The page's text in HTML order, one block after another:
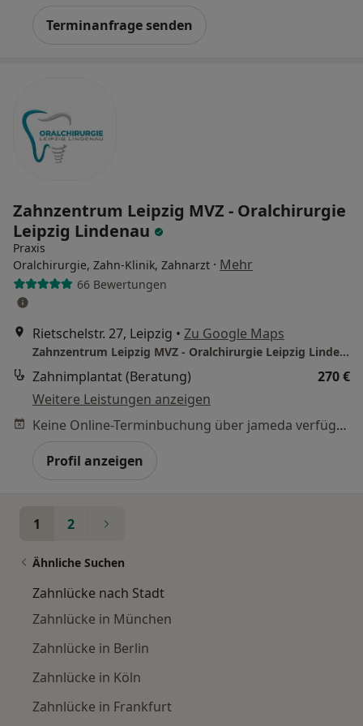
Terminanfrage senden
Zahnzentrum Leipzig MVZ - Oralchirurgie
Leipzig Lindenau
Praxis
Oralchirurgie, Zahn-Klinik, Zahnarzt · Mehr
66 Bewertungen
Rietschelstr. 27, Leipzig • Zu Google Maps
Zahnzentrum Leipzig MVZ - Oralchirurgie Leipzig Lindenau
Zahnimplantat (Beratung)
270 €
Weitere Leistungen anzeigen
Keine Online-Terminbuchung über jameda verfügbar
Profil anzeigen
1 2
Ähnliche Suchen
Zahnlücke nach Stadt
Zahnlücke in München
Zahnlücke in Berlin
Zahnlücke in Köln
Zahnlücke in Frankfurt